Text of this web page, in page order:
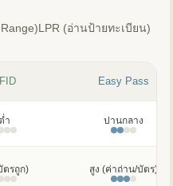
LPR (อ่านป้ายทะเบียน)
Easy Pass
ต่ำ ปานกลาง
ตรถูก) สูง (ค่าถ่าน/บัตร)